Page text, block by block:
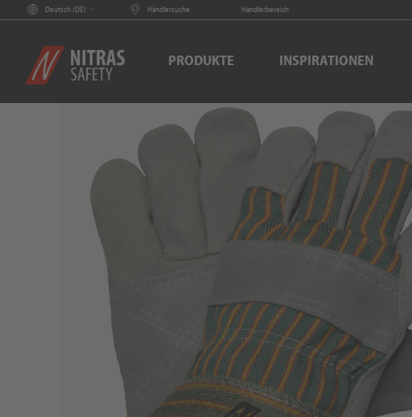
Deutsch (DE) Händlersuche Händlerbereich
PRODUKTE INSPIRATIONEN